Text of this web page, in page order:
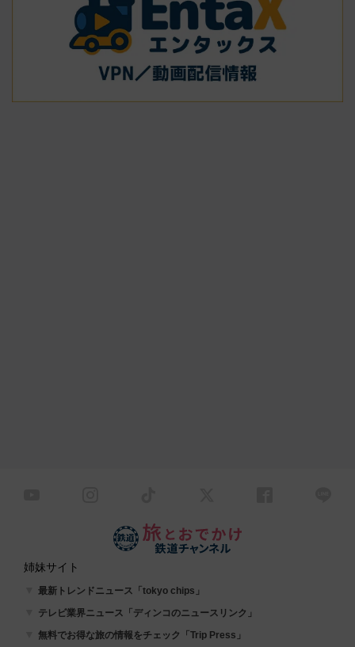
姉妹サイト
最新トレンドニュース「tokyo chips」
テレビ業界ニュース「ディンコのニュースリンク」
無料でお得な旅の情報をチェック「Trip Press」